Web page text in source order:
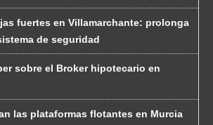
fuertes en Villamarchante: prolonga
de seguridad
sobre el Broker hipotecario en
las plataformas flotantes en Murcia